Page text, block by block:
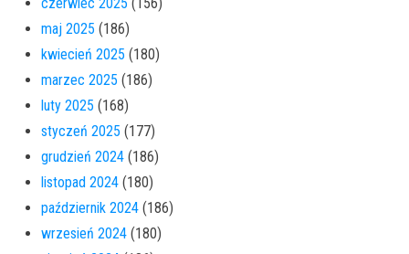
maj 2025 (186)
kwiecień 2025 (180)
marzec 2025 (186)
luty 2025 (168)
styczeń 2025 (177)
grudzień 2024 (186)
listopad 2024 (180)
październik 2024 (186)
wrzesień 2024 (180)